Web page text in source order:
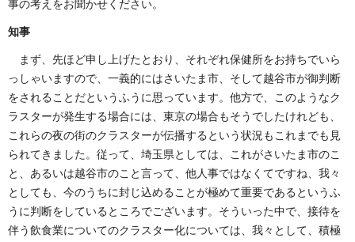
事の考えをお聞かせください。
知事
まず、先ほど申し上げたとおり、それぞれ保健所をお持ちでいら
っしゃいますので、一義的にはさいたま市、そして越谷市が御判断
をされることだというふうに思っています。他方で、このようなク
ラスターが発生する場合には、東京の場合もそうでしたけれども、
これらの夜の街のクラスターが伝播するという状況もこれまでも見
られてきました。従って、埼玉県としては、これがさいたま市のこ
と、あるいは越谷市のこと言って、他人事ではなくてですね、我々
としても、今のうちに封じ込めることが極めて重要であるというふ
うに判断をしているところでございます。そういった中で、接待を
伴う飲食業についてのクラスター化については、我々として、積極